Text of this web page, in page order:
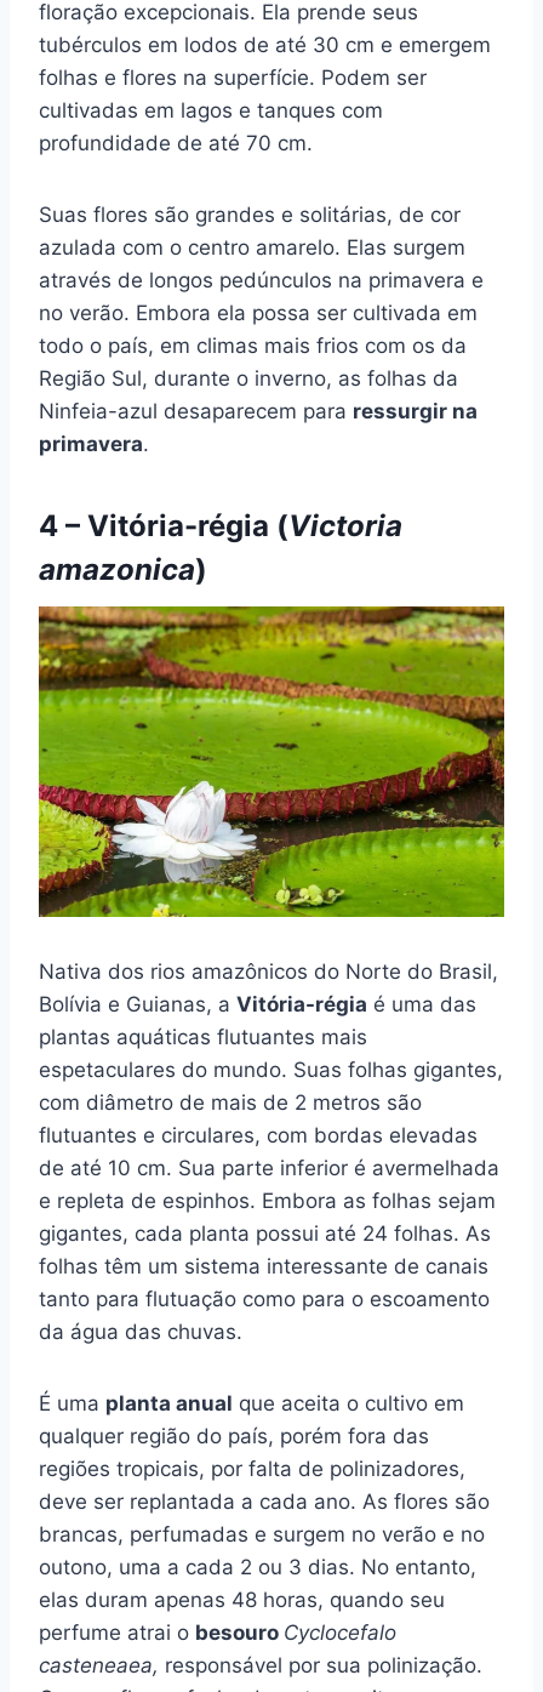
floração excepcionais. Ela prende seus
tubérculos em lodos de até 30 cm e emergem
folhas e flores na superfície. Podem ser
cultivadas em lagos e tanques com
profundidade de até 70 cm.
Suas flores são grandes e solitárias, de cor
azulada com o centro amarelo. Elas surgem
através de longos pedúnculos na primavera e
no verão. Embora ela possa ser cultivada em
todo o país, em climas mais frios com os da
Região Sul, durante o inverno, as folhas da
Ninfeia-azul desaparecem para ressurgir na
primavera.
4 – Vitória-régia (Victoria
amazonica)
Nativa dos rios amazônicos do Norte do Brasil,
Bolívia e Guianas, a Vitória-régia é uma das
plantas aquáticas flutuantes mais
espetaculares do mundo. Suas folhas gigantes,
com diâmetro de mais de 2 metros são
flutuantes e circulares, com bordas elevadas
de até 10 cm. Sua parte inferior é avermelhada
e repleta de espinhos. Embora as folhas sejam
gigantes, cada planta possui até 24 folhas. As
folhas têm um sistema interessante de canais
tanto para flutuação como para o escoamento
da água das chuvas.
É uma planta anual que aceita o cultivo em
qualquer região do país, porém fora das
regiões tropicais, por falta de polinizadores,
deve ser replantada a cada ano. As flores são
brancas, perfumadas e surgem no verão e no
outono, uma a cada 2 ou 3 dias. No entanto,
elas duram apenas 48 horas, quando seu
perfume atrai o besouro Cyclocefalo
casteneaea, responsável por sua polinização.